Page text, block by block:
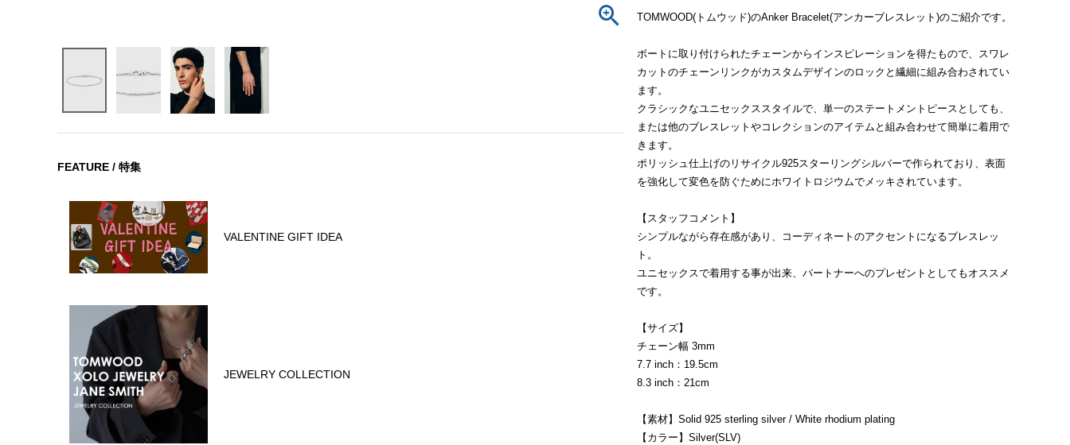
FEATURE / 特集
VALENTINE GIFT IDEA
JEWELRY COLLECTION
TOMWOOD(トムウッド)のAnker Bracelet(アンカーブレスレット)のご紹介です。
ボートに取り付けられたチェーンからインスピレーションを得たもので、スワレ
カットのチェーンリンクがカスタムデザインのロックと繊細に組み合わされてい
ます。
クラシックなユニセックススタイルで、単一のステートメントピースとしても、
または他のブレスレットやコレクションのアイテムと組み合わせて簡単に着用で
きます。
ポリッシュ仕上げのリサイクル925スターリングシルバーで作られており、表面
を強化して変色を防ぐためにホワイトロジウムでメッキされています。
【スタッフコメント】
シンプルながら存在感があり、コーディネートのアクセントになるブレスレッ
ト。
ユニセックスで着用する事が出来、パートナーへのプレゼントとしてもオススメ
です。
【サイズ】
チェーン幅 3mm
7.7 inch：19.5cm
8.3 inch：21cm
【素材】Solid 925 sterling silver / White rhodium plating
【カラー】Silver(SLV)